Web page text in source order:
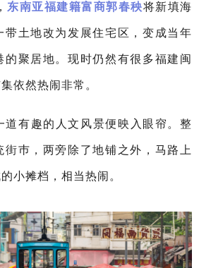
东南亚福建籍富商郭春秧将新填海
带土地改为发展住宅区，变成当年
的聚居地。现时仍然有很多福建闽
依然热闹非常。
道有趣的人文风景便映入眼帘。整
街巿，两旁除了地铺之外，马路上
小摊档，相当热闹。